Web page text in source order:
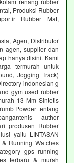
renang rubber
Produksi Rubber
Rubber Mat,
Agen, Distributor
agen, supplier dan
hanya disini. Kami
termurah untuk
Jogging Track)
indonesian g
gym used rubber
13 Mm Sintetis
Powder tentang
author
produsen Rubber
yaitu LINTASAN
& Running Watches
gps running
terbaru & murah